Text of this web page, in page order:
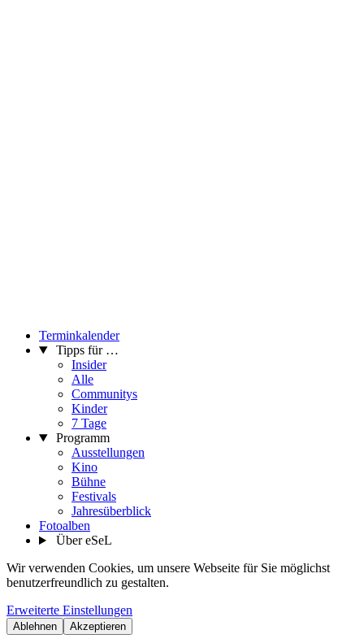
Terminkalender
Tipps für …
Insider
Alle
Communitys
Kinder
7 Tage
Programm
Ausstellungen
Kino
Bühne
Festivals
Jahresüberblick
Fotoalben
Über eSeL
Wir verwenden Cookies, um unsere Webseite für Sie möglichst
benutzerfreundlich zu gestalten.
Erweiterte Einstellungen
Ablehnen Akzeptieren